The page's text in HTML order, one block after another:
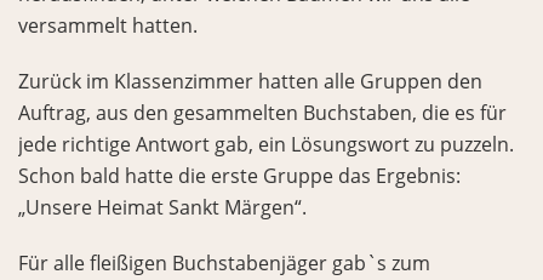
versammelt hatten.
Zurück im Klassenzimmer hatten alle Gruppen den
Auftrag, aus den gesammelten Buchstaben, die es für
jede richtige Antwort gab, ein Lösungswort zu puzzeln.
Schon bald hatte die erste Gruppe das Ergebnis:
„Unsere Heimat Sankt Märgen“.
Für alle fleißigen Buchstabenjäger gab`s zum